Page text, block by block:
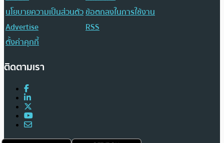
นโยบายความเป็นส่วนตัวข้อตกลงในการใช้งาน
Advertise
RSS
ตั้งค่าคุกกี้
ติดตามเรา